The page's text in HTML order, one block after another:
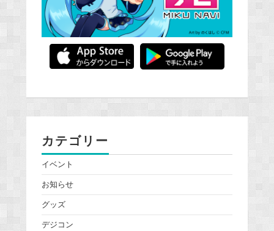
カテゴリー
イベント
お知らせ
グッズ
デジコン